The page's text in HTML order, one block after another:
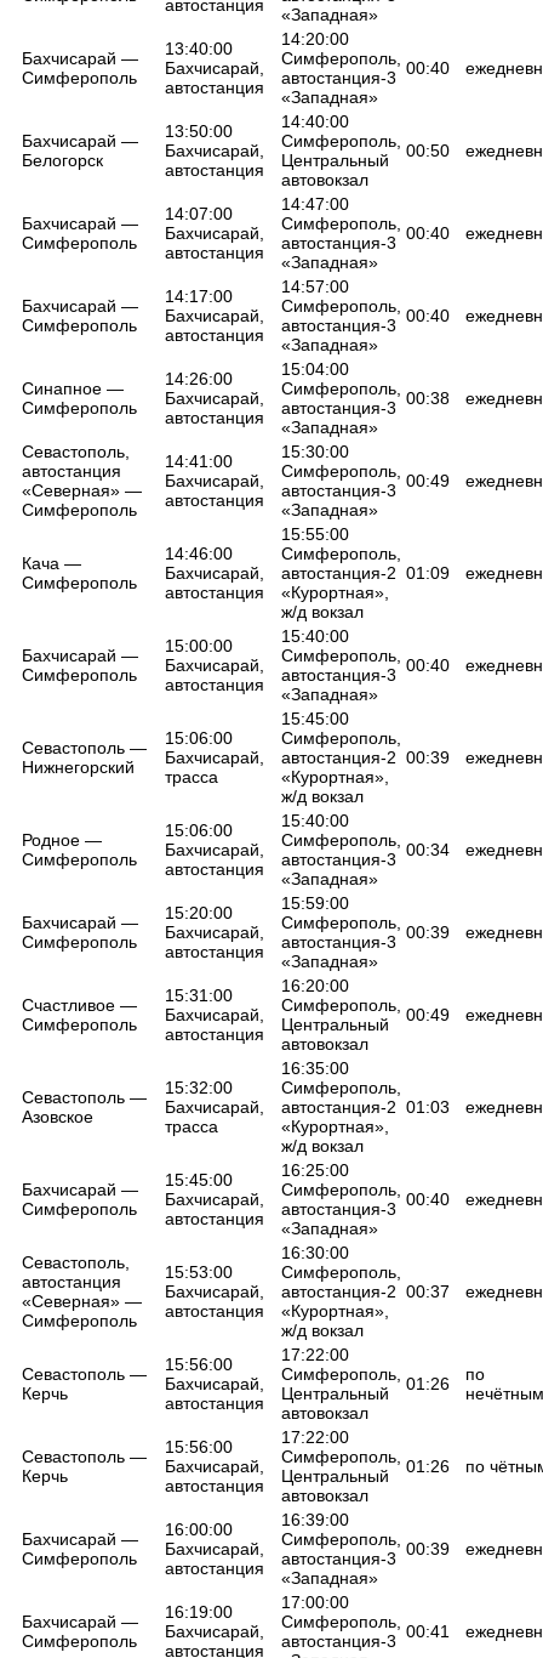
автостанция
«Западная»
Бахчисарай —
Симферополь
13:40:00
Бахчисарай,
автостанция
14:20:00
Симферополь,
автостанция-3
«Западная»
00:40
Бахчисарай —
Белогорск
13:50:00
Бахчисарай,
автостанция
14:40:00
Симферополь,
Центральный
автовокзал
00:50
Бахчисарай —
Симферополь
14:07:00
Бахчисарай,
автостанция
14:47:00
Симферополь,
автостанция-3
«Западная»
00:40
Бахчисарай —
Симферополь
14:17:00
Бахчисарай,
автостанция
14:57:00
Симферополь,
автостанция-3
«Западная»
00:40
Синапное —
Симферополь
14:26:00
Бахчисарай,
автостанция
15:04:00
Симферополь,
автостанция-3
«Западная»
00:38
Севастополь,
автостанция
«Северная» —
Симферополь
14:41:00
Бахчисарай,
автостанция
15:30:00
Симферополь,
автостанция-3
«Западная»
00:49
Кача —
Симферополь
14:46:00
Бахчисарай,
автостанция
15:55:00
Симферополь,
автостанция-2
«Курортная»,
ж/д вокзал
01:09
Бахчисарай —
Симферополь
15:00:00
Бахчисарай,
автостанция
15:40:00
Симферополь,
автостанция-3
«Западная»
00:40
Севастополь —
Нижнегорский
15:06:00
Бахчисарай,
трасса
15:45:00
Симферополь,
автостанция-2
«Курортная»,
ж/д вокзал
00:39
Родное —
Симферополь
15:06:00
Бахчисарай,
автостанция
15:40:00
Симферополь,
автостанция-3
«Западная»
00:34
Бахчисарай —
Симферополь
15:20:00
Бахчисарай,
автостанция
15:59:00
Симферополь,
автостанция-3
«Западная»
00:39
Счастливое —
Симферополь
15:31:00
Бахчисарай,
автостанция
16:20:00
Симферополь,
Центральный
автовокзал
00:49
Севастополь —
Азовское
15:32:00
Бахчисарай,
трасса
16:35:00
Симферополь,
автостанция-2
«Курортная»,
ж/д вокзал
01:03
Бахчисарай —
Симферополь
15:45:00
Бахчисарай,
автостанция
16:25:00
Симферополь,
автостанция-3
«Западная»
00:40
Севастополь,
автостанция
«Северная» —
Симферополь
15:53:00
Бахчисарай,
автостанция
16:30:00
Симферополь,
автостанция-2
«Курортная»,
ж/д вокзал
00:37
Севастополь —
Керчь
15:56:00
Бахчисарай,
автостанция
17:22:00
Симферополь,
Центральный
автовокзал
01:26
по
нечётным
Севастополь —
Керчь
15:56:00
Бахчисарай,
автостанция
17:22:00
Симферополь,
Центральный
автовокзал
01:26 по
Бахчисарай —
Симферополь
16:00:00
Бахчисарай,
автостанция
16:39:00
Симферополь,
автостанция-3
«Западная»
00:39
Бахчисарай —
Симферополь
16:19:00
Бахчисарай,
автостанция
17:00:00
Симферополь,
автостанция-3 00:41